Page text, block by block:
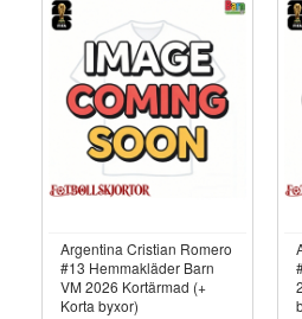
Argentina Cristian Romero
#13 Hemmakläder Barn
VM 2026 Kortärmad (+
Korta byxor)